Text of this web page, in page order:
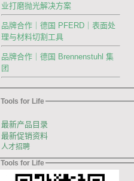
业打磨抛光解决方案
品牌合作｜德国 PFERD｜表面处
理与材料切割工具
品牌合作｜德国 Brennenstuhl 集
团
Tools for Life
最新产品目录
最新促销资料
人才招聘
Tools for Life